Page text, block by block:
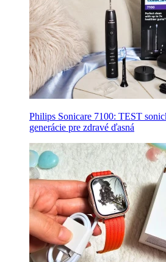
Philips Sonicare 7100: TEST
generácie pre zdravé ďasná